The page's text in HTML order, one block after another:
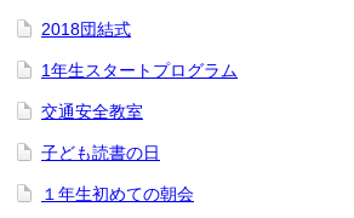
2018団結式
1年生スタートプログラム
交通安全教室
子ども読書の日
１年生初めての朝会